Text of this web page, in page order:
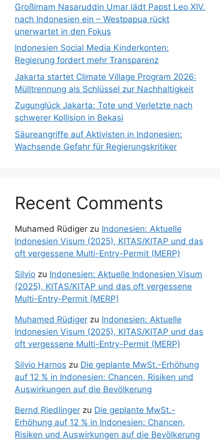
Großimam Nasaruddin Umar lädt Papst Leo XIV.
nach Indonesien ein – Westpapua rückt
unerwartet in den Fokus
Indonesien Social Media Kinderkonten:
Regierung fordert mehr Transparenz
Jakarta startet Climate Village Program 2026:
Mülltrennung als Schlüssel zur Nachhaltigkeit
Zugunglück Jakarta: Tote und Verletzte nach
schwerer Kollision in Bekasi
Säureangriffe auf Aktivisten in Indonesien:
Wachsende Gefahr für Regierungskritiker
Recent Comments
Muhamed Rüdiger zu Indonesien: Aktuelle
Indonesien Visum (2025), KITAS/KITAP und das
oft vergessene Multi-Entry-Permit (MERP)
Silvio zu Indonesien: Aktuelle Indonesien Visum
(2025), KITAS/KITAP und das oft vergessene
Multi-Entry-Permit (MERP)
Muhamed Rüdiger zu Indonesien: Aktuelle
Indonesien Visum (2025), KITAS/KITAP und das
oft vergessene Multi-Entry-Permit (MERP)
Silvio Harnos zu Die geplante MwSt.-Erhöhung
auf 12 % in Indonesien: Chancen, Risiken und
Auswirkungen auf die Bevölkerung
Bernd Riedlinger zu Die geplante MwSt.-
Erhöhung auf 12 % in Indonesien: Chancen,
Risiken und Auswirkungen auf die Bevölkerung